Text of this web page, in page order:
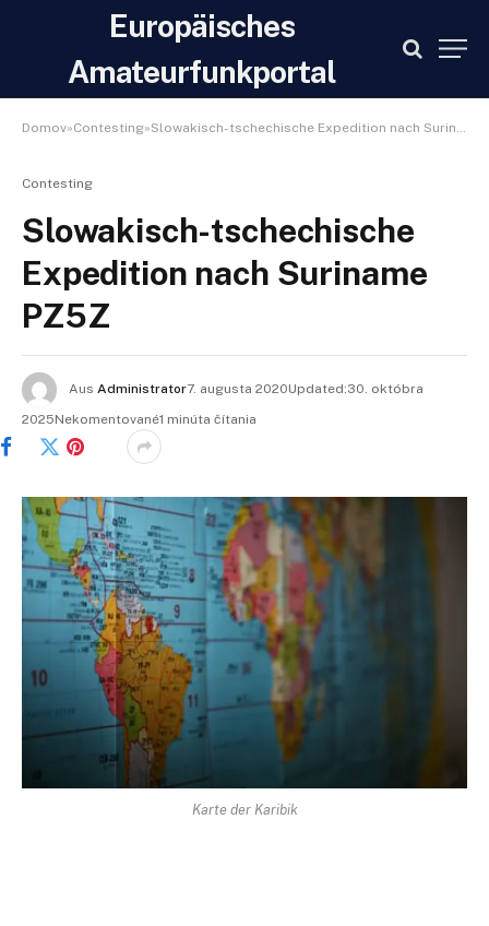
Europäisches
Amateurfunkportal
Domov»Contesting»Slowakisch-tschechische Expedition nach Suriname PZ5Z
Contesting
Slowakisch-tschechische
Expedition nach Suriname
PZ5Z
Aus Administrator7. augusta 2020Updated:30. októbra
2025Nekomentované1 minúta čítania
FacebookTwitterPinterest
Karte der Karibik